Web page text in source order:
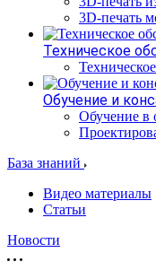
3D-печать
Техническое
Обучение и
Обучение в
База знаний
Видео материалы
Статьи
Новости